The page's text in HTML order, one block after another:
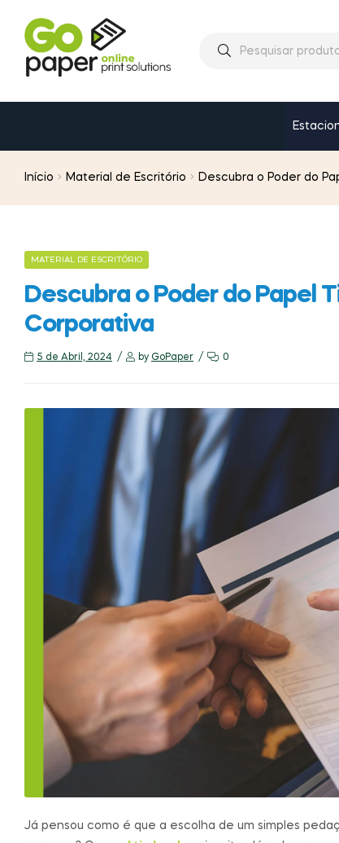
Início Material de Escritório Descubra o Poder do
MATERIAL DE ESCRITÓRIO
Descubra o Poder do Papel
Corporativa
5 de Abril, 2024 by GoPaper 0
Já pensou como é que a escolha de um simples